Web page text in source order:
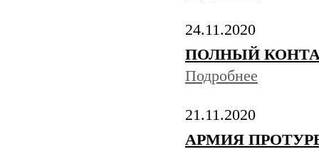
24.11.2020
ПОЛНЫЙ
Подробнее
21.11.2020
АРМИЯ